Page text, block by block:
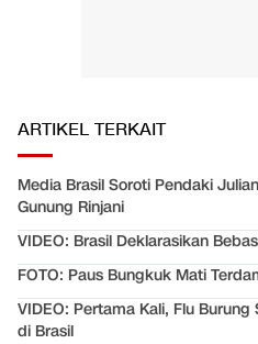
ARTIKEL TERKAIT
Media Brasil Soroti Pendaki
Gunung Rinjani
VIDEO: Brasil Deklarasikan
FOTO: Paus Bungkuk Mati
VIDEO: Pertama Kali, Flu
di Brasil